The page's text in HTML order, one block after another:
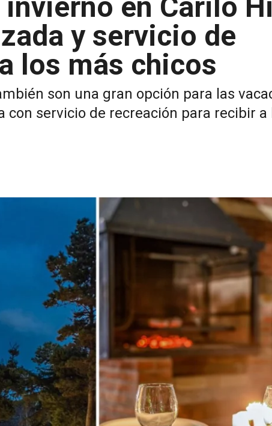
y servicio de
los más chicos
son una gran opción para las
con servicio de recreación para recibir a